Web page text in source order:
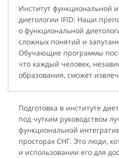
Институт функциональной
диетологии IFID: Наши
о функциональной
сложных понятий и
Обучающие программы
что каждый человек,
образования, сможет
Подготовка в институте
под чутким руководством
функциональной
просторах СНГ. Это люди,
и использовании его для